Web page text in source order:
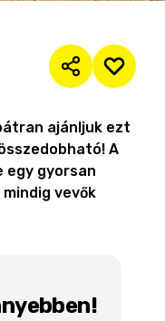
ajánljuk ezt
A
egy gyorsan
vevők